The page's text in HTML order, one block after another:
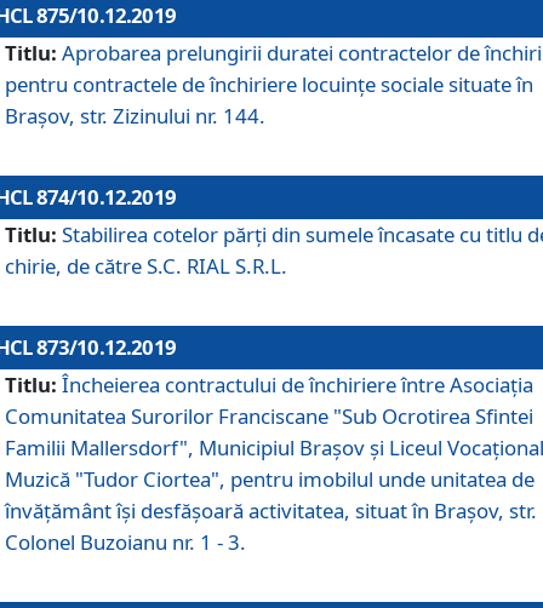
875/10.12.2019
Titlu: Aprobarea prelungirii duratei contractelor de
pentru contractele de închiriere locuinţe sociale situate în
Braşov, str. Zizinului nr. 144.
874/10.12.2019
Titlu: Stabilirea cotelor părți din sumele încasate cu titlu
chirie, de către S.C. RIAL S.R.L.
873/10.12.2019
Titlu: Încheierea contractului de închiriere între Asociația
Comunitatea Surorilor Franciscane "Sub Ocrotirea Sfintei
Familii Mallersdorf", Municipiul Braşov şi Liceul
Muzică "Tudor Ciortea", pentru imobilul unde unitatea de
învățământ îşi desfăşoară activitatea, situat în Braşov, str.
Colonel Buzoianu nr. 1 - 3.